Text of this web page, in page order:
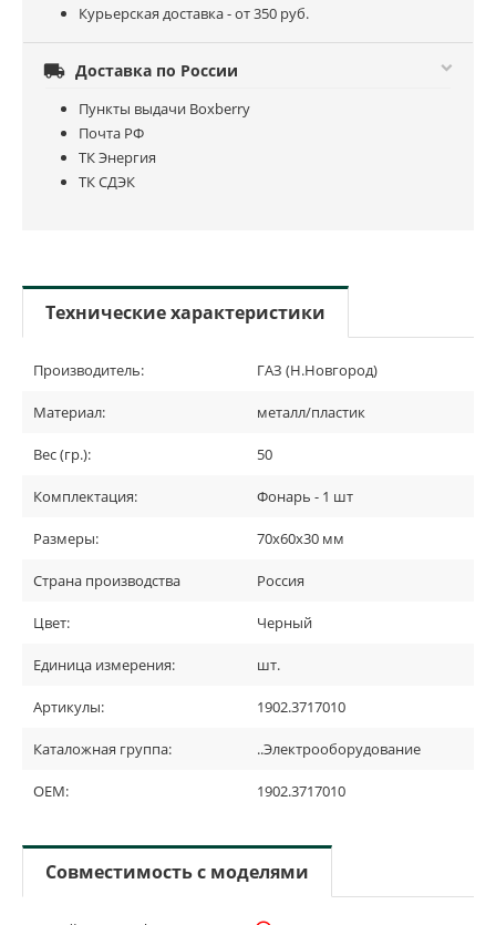
Курьерская доставка - от 350 руб.
 Доставка по России
Пункты выдачи Boxberry
Почта РФ
ТК Энергия
ТК СДЭК
Технические характеристики
Производитель: ГАЗ (Н.Новгород)
Материал: металл/пластик
Вес (гр.): 50
Комплектация: Фонарь - 1 шт
Размеры: 70х60х30 мм
Страна производства Россия
Цвет: Черный
Единица измерения: шт.
Артикулы: 1902.3717010
Каталожная группа: ..Электрооборудование
OEM: 1902.3717010
Совместимость с моделями